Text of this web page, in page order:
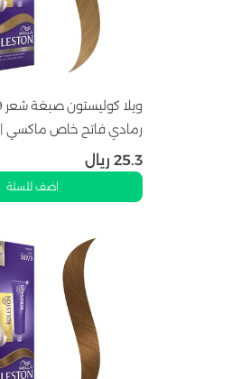
رمادي فاتح خاص ماكسي | 50مل
25.3 ريال
اضف للسلة